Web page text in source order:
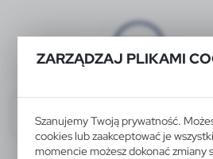
ZARZĄDZAJ PLIKAMI
Szanujemy Twoją prywatność.
cookies lub zaakceptować je
momencie możesz dokonać zmiany